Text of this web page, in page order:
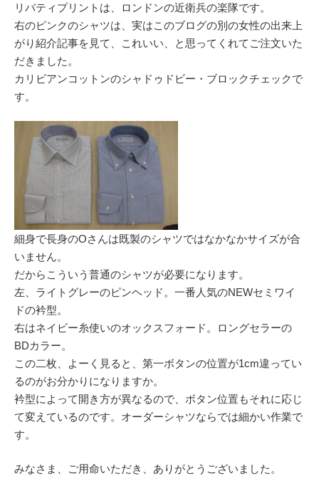
リバティプリントは、ロンドンの近衛兵の楽隊です。
右のピンクのシャツは、実はこのブログの別の女性の出来上
がり紹介記事を見て、これいい、と思ってくれてご注文いた
だきました。
カリビアンコットンのシャドゥドビー・ブロックチェックで
す。
細身で長身のOさんは既製のシャツではなかなかサイズが合
いません。
だからこういう普通のシャツが必要になります。
左、ライトグレーのピンヘッド。一番人気のNEWセミワイ
ドの衿型。
右はネイビー糸使いのオックスフォード。ロングセラーの
BDカラー。
この二枚、よーく見ると、第一ボタンの位置が1cm違ってい
るのがお分かりになりますか。
衿型によって開き方が異なるので、ボタン位置もそれに応じ
て変えているのです。オーダーシャツならでは細かい作業で
す。
みなさま、ご用命いただき、ありがとうございました。